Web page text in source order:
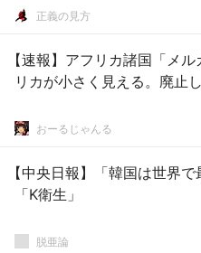
正義の見方
【速報】アフリカ諸国「メ
リカが小さく見える。廃止し
おーるじゃんる
【中央日報】「韓国は世界
「K衛生」
脱亜論